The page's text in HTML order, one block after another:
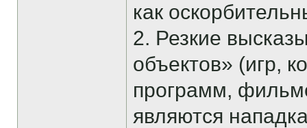
как
2. Резкие
объектов» (игр,
программ,
являются